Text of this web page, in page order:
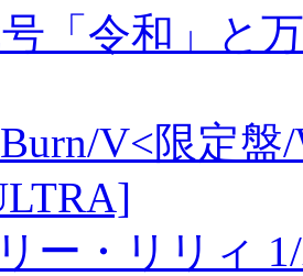
「令和」と
V<限定
ー・リリィ